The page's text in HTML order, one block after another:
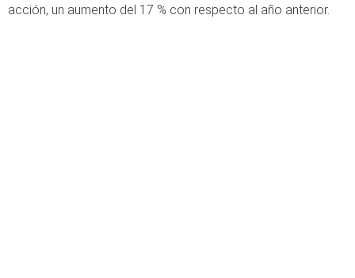
acción, un aumento del 17 % con respecto al año anterior.